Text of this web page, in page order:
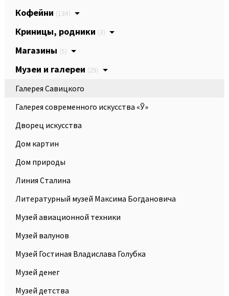
Кофейни (134)
Криницы, родники (3)
Магазины (5)
Музеи и галереи (29)
Галерея Савицкого
Галерея современного искусства «Ў»
Дворец искусства
Дом картин
Дом природы
Линия Сталина
Литературный музей Максима Богдановича
Музей авиационной техники
Музей валунов
Музей Гостиная Владислава Голубка
Музей денег
Музей детства